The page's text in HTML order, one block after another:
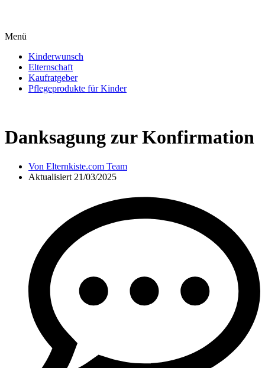
Menü
Kinderwunsch
Elternschaft
Kaufratgeber
Pflegeprodukte für Kinder
Danksagung zur Konfirmation
Von Elternkiste.com Team
Aktualisiert 21/03/2025